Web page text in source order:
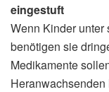
eingestuft
Wenn Kinder
benötigen sie
Medikamente